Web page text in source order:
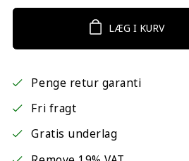
LÆG I KURV
Penge retur garanti
Fri fragt
Gratis underlag